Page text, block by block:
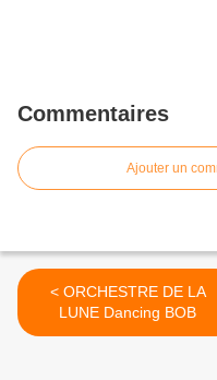
Commentaires
Ajouter un
< ORCHESTRE DE LA
LUNE Dancing BOB